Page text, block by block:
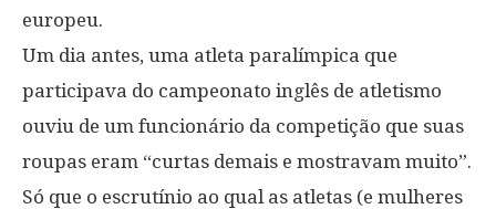
europeu.
Um dia antes, uma atleta paralímpica que
participava do campeonato inglês de atletismo
ouviu de um funcionário da competição que suas
roupas eram “curtas demais e mostravam muito”.
Só que o escrutínio ao qual as atletas (e mulheres